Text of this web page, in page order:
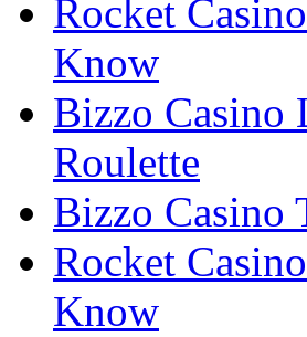
Rocket
Know
Bizzo Casino
Roulette
Bizzo Casino
Rocket
Know